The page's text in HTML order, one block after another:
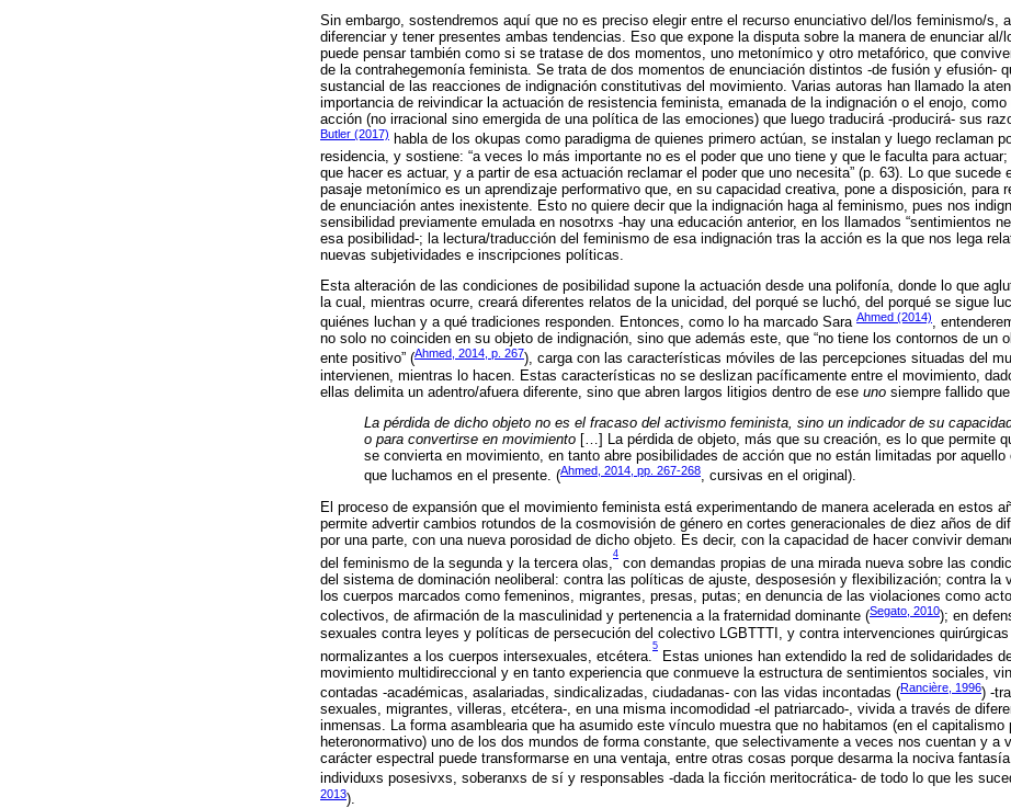
Sin embargo, sostendremos aquí que no es preciso elegir entre el recurso enunciativo del/los feminismo/s,
diferenciar y tener presentes ambas tendencias. Eso que expone la disputa sobre la manera de enunciar al/
puede pensar también como si se tratase de dos momentos, uno metonímico y otro metafórico, que
de la contrahegemonía feminista. Se trata de dos momentos de enunciación distintos -de fusión y efusión-
sustancial de las reacciones de indignación constitutivas del movimiento. Varias autoras han llamado la
importancia de reivindicar la actuación de resistencia feminista, emanada de la indignación o el enojo,
acción (no irracional sino emergida de una política de las emociones) que luego traducirá -producirá- sus
Butler (2017) habla de los okupas como paradigma de quienes primero actúan, se instalan y luego reclaman
residencia, y sostiene: “a veces lo más importante no es el poder que uno tiene y que le faculta para
que hacer es actuar, y a partir de esa actuación reclamar el poder que uno necesita” (p. 63). Lo que sucede
pasaje metonímico es un aprendizaje performativo que, en su capacidad creativa, pone a disposición, para
de enunciación antes inexistente. Esto no quiere decir que la indignación haga al feminismo, pues nos
sensibilidad previamente emulada en nosotrxs -hay una educación anterior, en los llamados “sentimientos
esa posibilidad-; la lectura/traducción del feminismo de esa indignación tras la acción es la que nos lega
nuevas subjetividades e inscripciones políticas.
Esta alteración de las condiciones de posibilidad supone la actuación desde una polifonía, donde lo que
la cual, mientras ocurre, creará diferentes relatos de la unicidad, del porqué se luchó, del porqué se sigue
quiénes luchan y a qué tradiciones responden. Entonces, como lo ha marcado Sara Ahmed (2014),
no solo no coinciden en su objeto de indignación, sino que además este, que “no tiene los contornos de un
ente positivo” (Ahmed, 2014, p. 267), carga con las características móviles de las percepciones situadas del
intervienen, mientras lo hacen. Estas características no se deslizan pacíficamente entre el movimiento,
ellas delimita un adentro/afuera diferente, sino que abren largos litigios dentro de ese uno siempre fallido
La pérdida de dicho objeto no es el fracaso del activismo feminista, sino un indicador de su
o para convertirse en movimiento […] La pérdida de objeto, más que su creación, es lo que permite
se convierta en movimiento, en tanto abre posibilidades de acción que no están limitadas por aquello
que luchamos en el presente. (Ahmed, 2014, pp. 267-268, cursivas en el original).
El proceso de expansión que el movimiento feminista está experimentando de manera acelerada en estos
permite advertir cambios rotundos de la cosmovisión de género en cortes generacionales de diez años de
por una parte, con una nueva porosidad de dicho objeto. Es decir, con la capacidad de hacer convivir
del feminismo de la segunda y la tercera olas,
4
con demandas propias de una mirada nueva sobre las
del sistema de dominación neoliberal: contra las políticas de ajuste, desposesión y flexibilización; contra la
los cuerpos marcados como femeninos, migrantes, presas, putas; en denuncia de las violaciones como
colectivos, de afirmación de la masculinidad y pertenencia a la fraternidad dominante (Segato, 2010); en
sexuales contra leyes y políticas de persecución del colectivo LGBTTTI, y contra intervenciones
normalizantes a los cuerpos intersexuales, etcétera.
5
Estas uniones han extendido la red de solidaridades
movimiento multidireccional y en tanto experiencia que conmueve la estructura de sentimientos sociales,
contadas -académicas, asalariadas, sindicalizadas, ciudadanas- con las vidas incontadas (Rancière, 1996) -
sexuales, migrantes, villeras, etcétera-, en una misma incomodidad -el patriarcado-, vivida a través de
inmensas. La forma asamblearia que ha asumido este vínculo muestra que no habitamos (en el capitalismo
heteronormativo) uno de los dos mundos de forma constante, que selectivamente a veces nos cuentan y a
carácter espectral puede transformarse en una ventaja, entre otras cosas porque desarma la nociva
individuxs posesivxs, soberanxs de sí y responsables -dada la ficción meritocrática- de todo lo que les
2013).